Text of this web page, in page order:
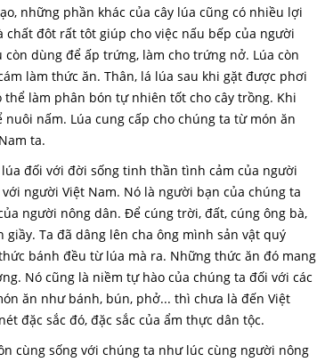
những phần khác của cây lúa cũng có nhiều lợi
đôt rất tôt giúp cho việc nấu bếp của người
dùng để ấp trứng, làm cho trứng nở. Lúa còn
làm thức ăn. Thân, lá lúa sau khi gặt được phơi
làm phân bón tự nhiên tốt cho cây trồng. Khi
nấm. Lúa cung cấp cho chúng ta từ món ăn
ta.
đối với đời sống tinh thần tình cảm của người
người Việt Nam. Nó là người bạn của chúng ta
người nông dân. Để cúng trời, đất, cúng ông bà,
Ta đã dâng lên cha ông mình sản vật quý
bánh đều từ lúa mà ra. Những thức ăn đó mang
Nó cũng là niềm tự hào của chúng ta đối với các
ăn như bánh, bún, phở... thì chưa là đến Việt
đặc sắc đó, đặc sắc của ẩm thực dân tộc.
cùng sống với chúng ta như lúc cùng người nông